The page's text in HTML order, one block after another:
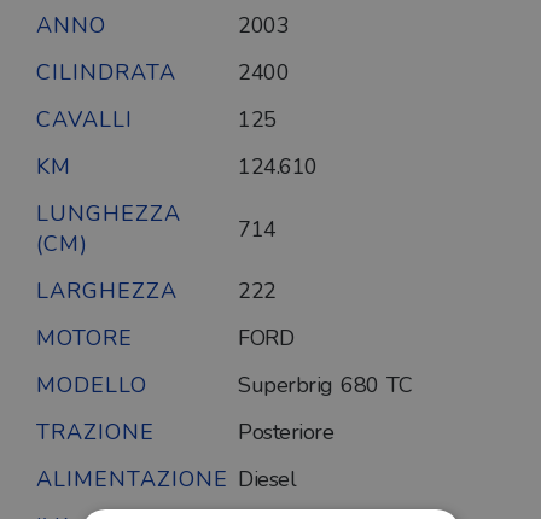
ANNO
2003
CILINDRATA
2400
CAVALLI
125
KM
124.610
LUNGHEZZA
(CM)
714
LARGHEZZA
222
MOTORE
FORD
MODELLO
Superbrig 680 TC
TRAZIONE
Posteriore
ALIMENTAZIONE Diesel